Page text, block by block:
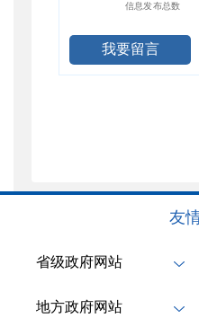
信息发布总数
我要留言
友
省级政府网站
地方政府网站